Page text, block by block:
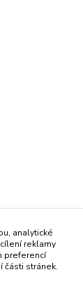
analytické
reklamy
preferencí
části stránek.